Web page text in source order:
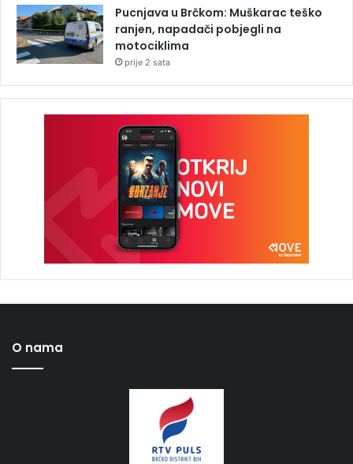
Pucnjava u Brčkom: Muškarac teško
ranjen, napadači pobjegli na
motociklima
prije 2 sata
O nama